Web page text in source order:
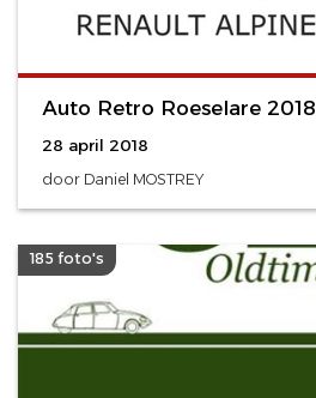
Auto Retro Roeselare 2018
28 april 2018
door Daniel MOSTREY
185 foto's